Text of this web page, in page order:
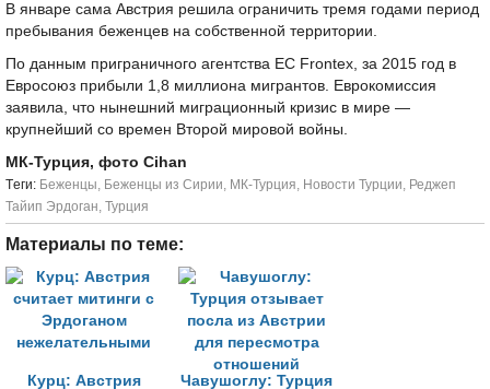
В январе сама Австрия решила ограничить тремя годами период
пребывания беженцев на собственной территории.
По данным приграничного агентства ЕС Frontex, за 2015 год в
Евросоюз прибыли 1,8 миллиона мигрантов. Еврокомиссия
заявила, что нынешний миграционный кризис в мире —
крупнейший со времен Второй мировой войны.
МК-Турция, фото Cihan
Tеги: Беженцы, Беженцы из Сирии, МК-Турция, Новости Турции, Реджеп
Тайип Эрдоган, Турция
Материалы по теме:
Курц: Австрия
Чавушоглу: Турция